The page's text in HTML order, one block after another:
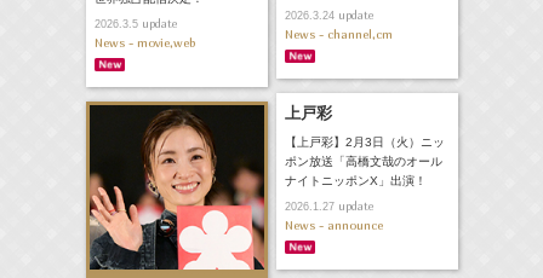
2026.3.24update
News - channel,cm
2026.3.5update
News - movie,web
上戸彩
【上戸彩】2月3日（火）ニッ
ポン放送「高橋文哉のオール
ナイトニッポンX」出演！
2026.1.27update
News - announce